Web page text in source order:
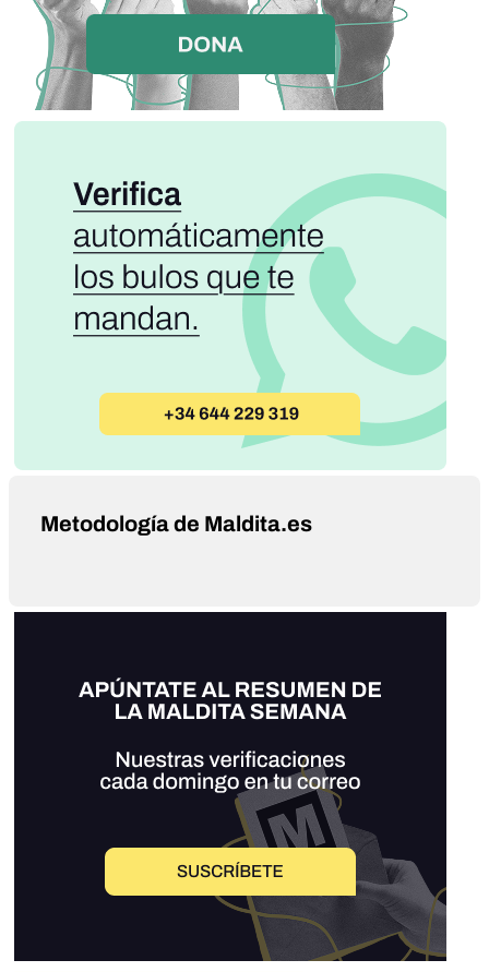
Metodología de Maldita.es